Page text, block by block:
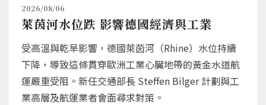
2026/08/06
萊茵河水位跌 影響德國經濟與工業
受高溫與乾旱影響，德國萊茵河（Rhine）水位持續
下降，導致這條貫穿歐洲工業心臟地帶的黃金水道航
運嚴重受阻。新任交通部長 Steffen Bilger 計劃與工
業高層及航運業者會面尋求對策。